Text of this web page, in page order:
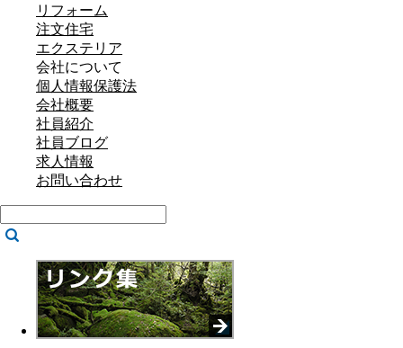
リフォーム
注文住宅
エクステリア
会社について
個人情報保護法
会社概要
社員紹介
社員ブログ
求人情報
お問い合わせ